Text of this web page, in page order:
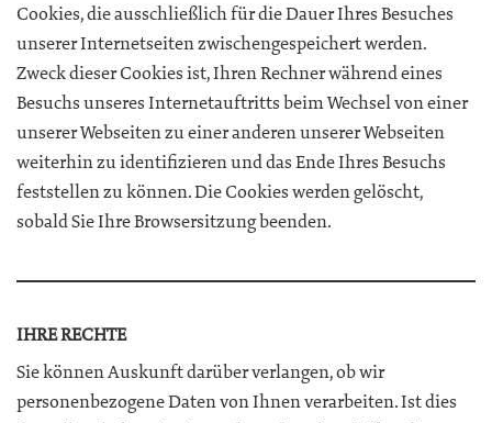
Cookies, die ausschließlich für die Dauer Ihres Besuches
unserer Internetseiten zwischengespeichert werden.
Zweck dieser Cookies ist, Ihren Rechner während eines
Besuchs unseres Internetauftritts beim Wechsel von einer
unserer Webseiten zu einer anderen unserer Webseiten
weiterhin zu identifizieren und das Ende Ihres Besuchs
feststellen zu können. Die Cookies werden gelöscht,
sobald Sie Ihre Browsersitzung beenden.
IHRE RECHTE
Sie können Auskunft darüber verlangen, ob wir
personenbezogene Daten von Ihnen verarbeiten. Ist dies